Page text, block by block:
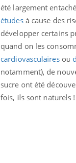
été largement
étudesà cause des
développer certains
quand on les
cardiovasculairesou
notamment), de
sucre ont été
fois, ils sont naturels
VIH : la fin du
tous les jours
elle enfin ?
gâche-t-il les
jours de vos